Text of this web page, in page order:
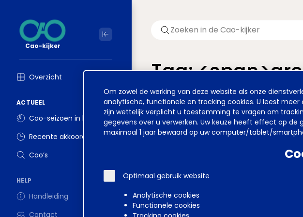
Cookie
melding
Om zowel de werking van deze website als onze
analytische, functionele en tracking cookies. U leest meer
zijn wettelijk verplicht u toestemming te vragen om
gegevens over u verwerken. Uw keuze heeft effect op de
maximaal 1 jaar bewaard op uw computer/tablet/
Optimaal gebruik website
Analytische cookies
Functionele cookies
Cao-kijker
Overzicht
ACTUEEL
Cao-seizoen in beeld
Recente akkoorden
Cao’s
HELP
Handleiding
Contact
Tag:
Welkom op vernieuwde pagina van de
Disclaimer VoorwaardenPrivacyTel 070 850